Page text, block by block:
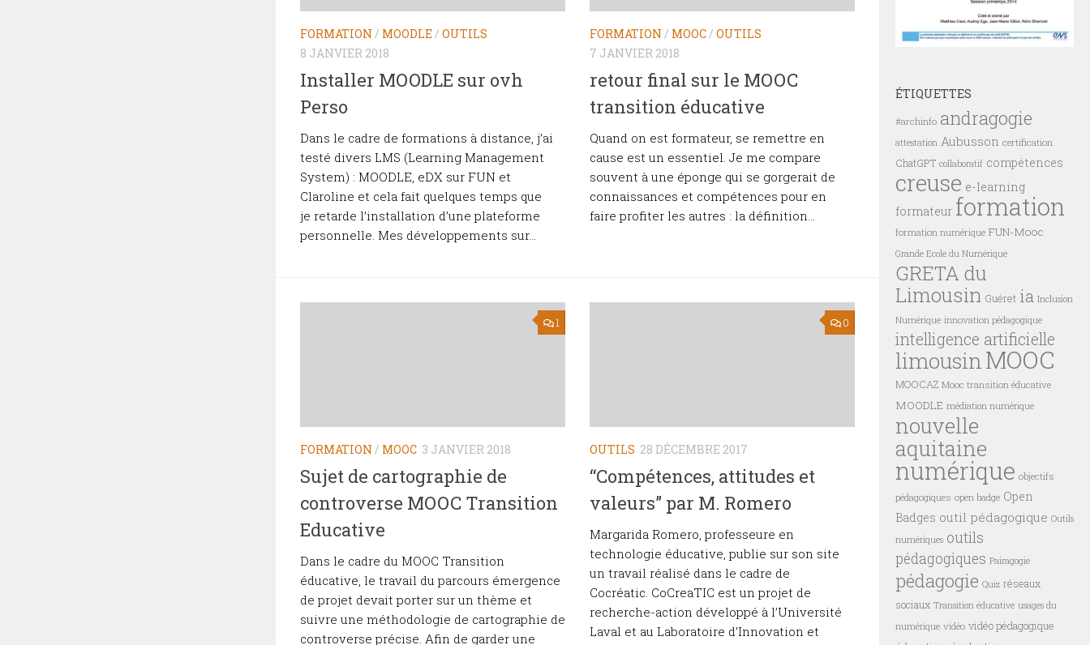
FORMATION / MOODLE/ OUTILS
8 JANVIER 2018
Installer MOODLE sur ovh
Perso
Dans le cadre de formations à distance, j’ai
testé divers LMS (Learning Management
System) : MOODLE, eDX sur FUN et
Claroline et cela fait quelques temps que
je retarde l’installation d’une plateforme
personnelle. Mes développements sur...
FORMATION / MOOC/ OUTILS
7 JANVIER 2018
retour final sur le MOOC
transition éducative
Quand on est formateur, se remettre en
cause est un essentiel. Je me compare
souvent à une éponge qui se gorgerait de
connaissances et compétences pour en
faire profiter les autres : la définition...
1
FORMATION / MOOC 3 JANVIER 2018
Sujet de cartographie de
controverse MOOC Transition
Educative
Dans le cadre du MOOC Transition
éducative, le travail du parcours émergence
de projet devait porter sur un thème et
suivre une méthodologie de cartographie de
controverse précise. Afin de garder une
0
OUTILS 28 DÉCEMBRE 2017
“Compétences, attitudes et
valeurs” par M. Romero
Margarida Romero, professeure en
technologie éducative, publie sur son site
un travail réalisé dans le cadre de
Cocréatic. CoCreaTIC est un projet de
recherche-action développé à l’Université
Laval et au Laboratoire d’Innovation et
ÉTIQUETTES
#archinfo andragogie
attestation Aubusson certification
ChatGPT collaboratif compétences
creuse e-learning
formateur formation
formation numérique FUN-Mooc
Grande Ecole du Numérique
GRETA du
Limousin Guéret ia Inclusion
Numérique innovation pédagogique
intelligence artificielle
limousin MOOC
MOOCAZ Mooc transition éducative
MOODLE médiation numérique
nouvelle
aquitaine
numérique objectifs
pédagogiques open badge Open
Badges outil pédagogique Outils
numériques outils
pédagogiques Pairagogie
pédagogie Quiz réseaux
sociaux Transition éducative usages du
numérique vidéo vidéo pédagogique